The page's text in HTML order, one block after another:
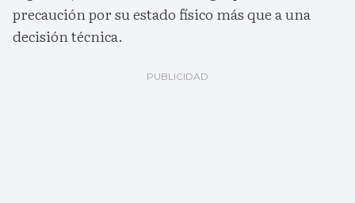
precaución por su estado físico más que a una
decisión técnica.